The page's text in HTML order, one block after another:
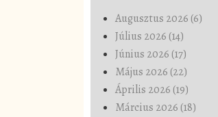
Augusztus 2026 (6)
Július 2026 (14)
Június 2026 (17)
Május 2026 (22)
Április 2026 (19)
Március 2026 (18)